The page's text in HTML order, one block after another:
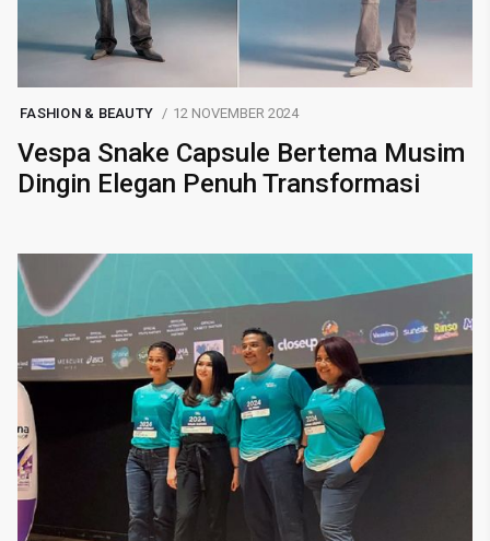
FASHION & BEAUTY 12 NOVEMBER 2024
Vespa Snake Capsule Bertema Musim
Dingin Elegan Penuh Transformasi